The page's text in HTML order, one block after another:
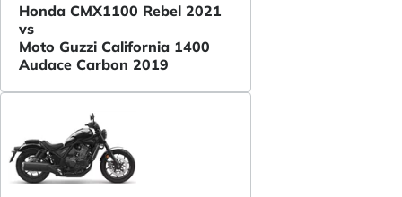
Honda CMX1100 Rebel 2021
vs
Moto Guzzi California 1400
Audace Carbon 2019